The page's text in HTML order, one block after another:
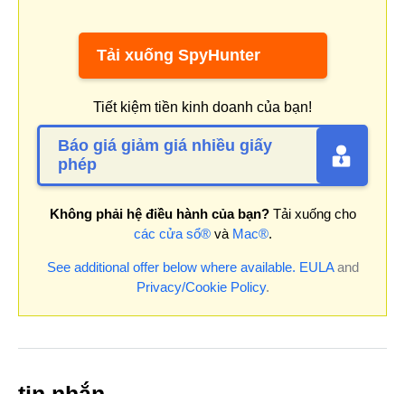
Tải xuống SpyHunter
Tiết kiệm tiền kinh doanh của bạn!
Báo giá giảm giá nhiều giấy
phép
Không phải hệ điều hành của bạn?Tải xuống cho
các cửa sổ®và Mac®.
See additional offer below where available. EULAand
Privacy/Cookie Policy.